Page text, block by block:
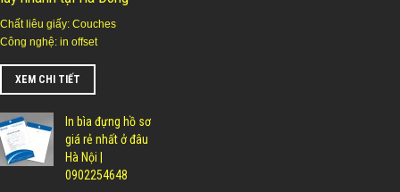
Chất liêu giấy: Couches
Công nghệ: in offset
XEM CHI TIẾT
In bìa đựng hồ sơ
giá rẻ nhất ở đâu
Hà Nội |
0902254648